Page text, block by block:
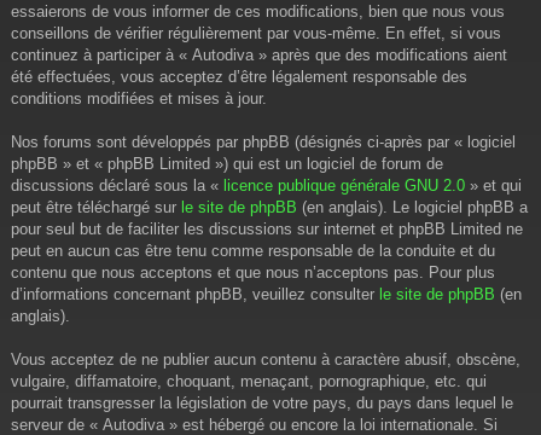
essaierons de vous informer de ces modifications, bien que nous vous
conseillons de vérifier régulièrement par vous-même. En effet, si vous
continuez à participer à « Autodiva » après que des modifications aient
été effectuées, vous acceptez d’être légalement responsable des
conditions modifiées et mises à jour.
Nos forums sont développés par phpBB (désignés ci-après par « logiciel
phpBB » et « phpBB Limited ») qui est un logiciel de forum de
discussions déclaré sous la « licence publique générale GNU 2.0 » et qui
peut être téléchargé sur le site de phpBB (en anglais). Le logiciel phpBB a
pour seul but de faciliter les discussions sur internet et phpBB Limited ne
peut en aucun cas être tenu comme responsable de la conduite et du
contenu que nous acceptons et que nous n’acceptons pas. Pour plus
d’informations concernant phpBB, veuillez consulter le site de phpBB (en
anglais).
Vous acceptez de ne publier aucun contenu à caractère abusif, obscène,
vulgaire, diffamatoire, choquant, menaçant, pornographique, etc. qui
pourrait transgresser la législation de votre pays, du pays dans lequel le
serveur de « Autodiva » est hébergé ou encore la loi internationale. Si